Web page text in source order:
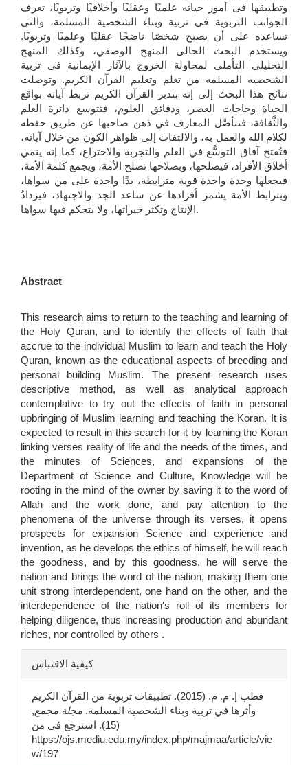
وتطبيقها فى أمور حياته علميًا وعقليًا وأخلاقيًا وتربويًا، تعرف
الجوانب التربوية فى تربية وبناء الشخصية المسلمة، والتى
تساعده على أن يصبح شخصًا ناضجًا عقليًا وعلميًا وتربويًا.
ويستخدم البحث الحالى المنهج الوصفي، وكذلك المنهج
التحليلي التأملي لمحاولة الخروج بالآثار الإيمانية فى تربية
الشخصية المسلمة من تعلم وتعليم القرآن الكريم. وتوصلت
نتائج هذا البحث إلى إنه بتدبر القرآن الكريم تربط آياته بواقع
الحياة وحاجات العصر، ودقائق العلوم، فتتوسع دائرة العلم
والثَّقافة، فتتأصَّل المعارف في ذهن صاحبها عن طريق حفظه
لكلام الله والعمل به، والالتفات إلى ظواهر الكون من خلال آياته،
فتُفتح آفاق التوسُّع في العلم والتجربة والاختراع، كما إنه ينمي
أخلاق الأفراد، فيصلحها، وبصلاحها تصلح الأمة، ويجمع كلمة الأمة،
فيجعلها وحدة واحدة قوية مترابطة، يدًا واحدة على من سواها،
وبترابط الأمة يشمر أفرادها عن ساعد الجد والاجتهاد، فيزدادُ
الإنتاج وتكثر خيراتها، ولا يتحكم فيها سواها.
Abstract
This research aims to return to the teaching and learning of
the Holy Quran, and to identify the effects of faith that
accrue to the individual Muslim to learn and teach the Holy
Quran, known as the educational aspects of breeding and
personal building Muslim. The present research uses
descriptive method, as well as analytical approach
contemplative to try out the effects of faith in personal
upbringing of Muslim learning and teaching the Koran. It is
expected to result in this search for it by learning the Koran
linking verses reality of life and the needs of the times, and
the minutes of Sciences, and expansions of the
Department of Science and Culture, Knowledge will be
rooting in the mind of the owner by saving it to the word of
Allah and the work done, and pay attention to the
phenomena of the universe through its verses, it opens
prospects for expansion Science and experience and
invention, as he develops the ethics of himself, he will reach
the goodness, and by this goodness, he will serve the
nation and brings the word of the nation, making them one
unit strong interdependent, one hand on the other, and the
interdependence of the nation's roll of its members for
helping diligence, thus increasing production and abundant
riches, nor controlled by others .
تفاصيل
المقالة
كيفية الاقتباس
قطب إ. م. م. (2015). تطبيقات تربوية من القرآن الكريم
وأثرها في تربية وبناء الشخصية المسلمة. مجلة مجمع,
(15). استرجع في من
https://ojs.mediu.edu.my/index.php/majmaa/article/vie
w/197